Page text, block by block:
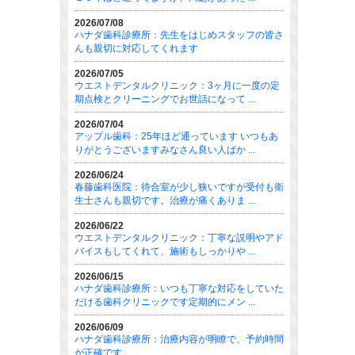
2026/07/08
ハナダ歯科診療所：先生をはじめスタッフの皆さ
んも親切に対応してくれます
2026/07/05
ウエストデンタルクリニック：3ヶ月に一度の定
期点検とクリーニングでお世話になって ...
2026/07/04
アップル歯科：25年ほど通っています いつもあ
りがとうございますみなさん良い人ばか ...
2026/06/24
春藤歯科医院：待合室が少し狭いですが受付も衛
生士さんも親切です。治療が痛くありま ...
2026/06/22
ウエストデンタルクリニック：丁寧な説明やアド
バイスもしてくれて、施術もしっかりや ...
2026/06/15
ハナダ歯科診療所：いつも丁寧な対応をしていた
だける歯科クリニックです定期的にメン ...
2026/06/09
ハナダ歯科診療所：治療内容が明瞭で、予約時間